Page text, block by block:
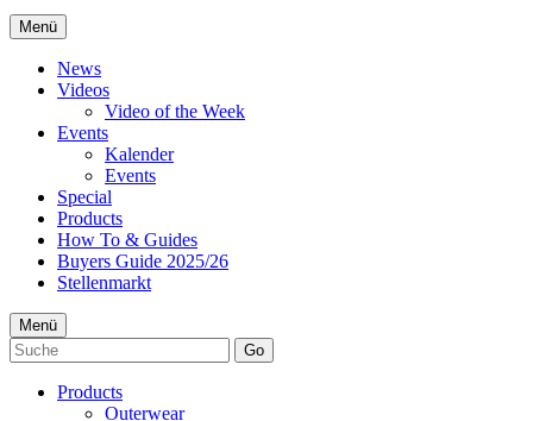
Menü
News
Videos
Video of the Week
Events
Kalender
Events
Special
Products
How To & Guides
Buyers Guide 2025/26
Stellenmarkt
Menü
Go
Products
Outerwear